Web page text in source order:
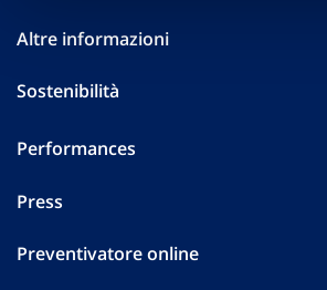
Altre informazioni
Sostenibilità
Performances
Press
Preventivatore online